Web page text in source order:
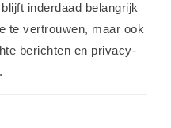
inderdaad belangrijk
te vertrouwen, maar ook
berichten en privacy-